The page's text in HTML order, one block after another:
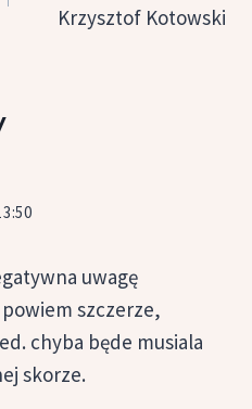
Krzysztof Kotowski
uwagę
szczerze,
chyba będe musiala
skorze.